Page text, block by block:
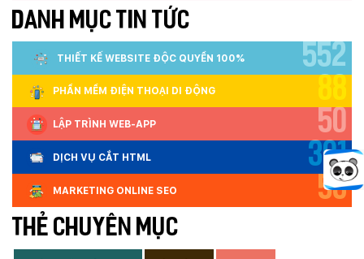
DANH MỤC TIN TỨC
THIẾT KẾ WEBSITE ĐỘC QUYỀN 100% 552
PHẦN MỀM ĐIỆN THOẠI DI ĐỘNG 88
LẬP TRÌNH WEB-APP 50
DỊCH VỤ CẮT HTML 301
MARKETING ONLINE SEO 53
THẺ CHUYÊN MỤC